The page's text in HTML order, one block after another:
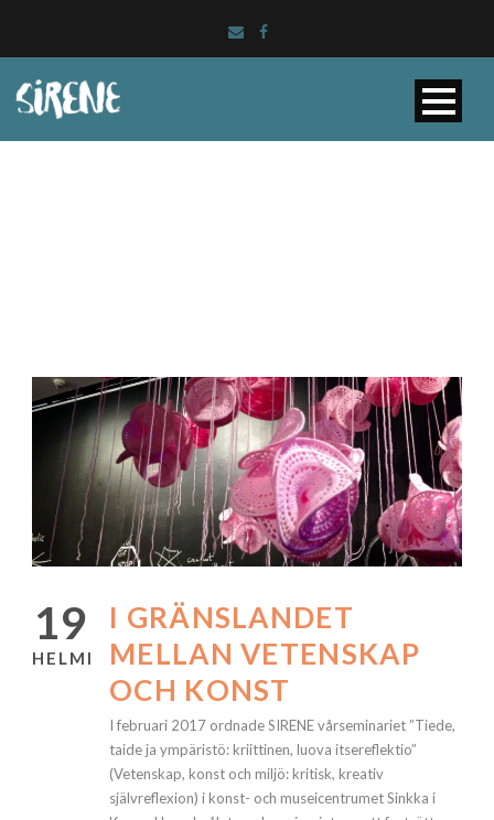
19
HELMI
I GRÄNSLANDET
MELLAN VETENSKAP
OCH KONST
I februari 2017 ordnade SIRENE vårseminariet ”Tiede,
taide ja ympäristö: kriittinen, luova itsereflektio”
(Vetenskap, konst och miljö: kritisk, kreativ
självreflexion) i konst- och museicentrumet Sinkka i